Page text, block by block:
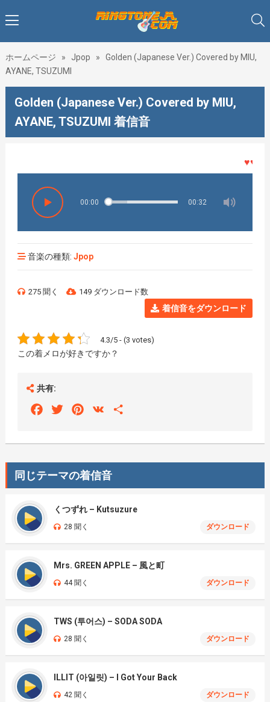
ホームページ » Jpop »
Golden (Japanese Ver.) Covered by MIU,
AYANE, TSUZUMI
Golden (Japanese Ver.) Covered by MIU,
AYANE, TSUZUMI 着信音
♥♥♥着メ
00:00 00:32
音楽の種類: Jpop
275 聞く 149 ダウンロード数
着信音をダウンロード
4.3/5 - (3 votes)
この着メロが好きですか？
共有:
FacebookTwitterPinterest
VK
同じテーマの着信音
くつずれ – Kutsuzure
28 聞く ダウンロード
Mrs. GREEN APPLE – 風と町
44 聞く ダウンロード
TWS (투어스) – SODA SODA
28 聞く ダウンロード
ILLIT (아일릿) – I Got Your Back
42 聞く ダウンロード